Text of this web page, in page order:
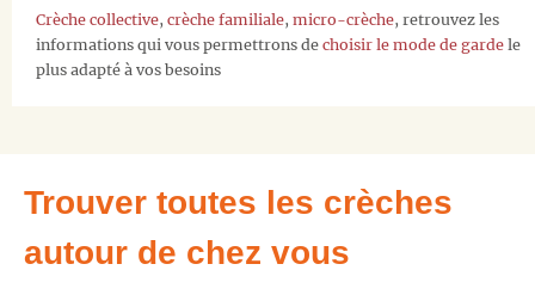
Crèche collective, crèche familiale, micro-crèche, retrouvez les
informations qui vous permettrons de choisir le mode de garde le
plus adapté à vos besoins
Trouver toutes les crèches
autour de chez vous